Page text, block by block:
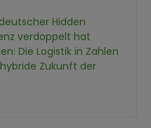
Hidden
verdoppelt hat
Die Logistik in Zahlen
Zukunft der